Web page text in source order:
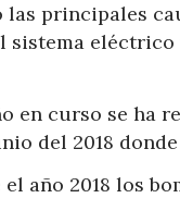
las principales
sistema
en curso se ha
del 2018
año 2018 los